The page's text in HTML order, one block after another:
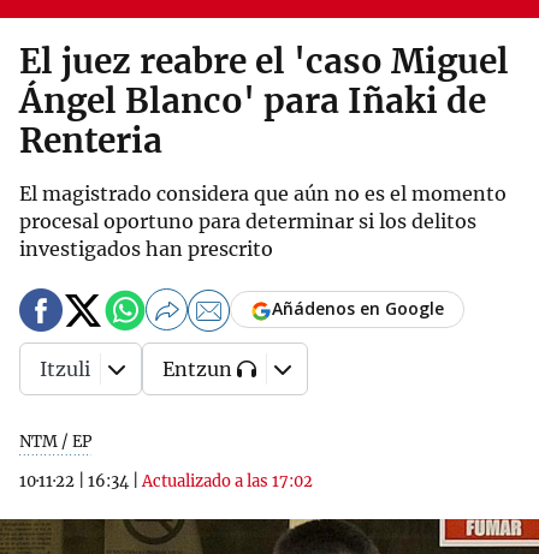
El juez reabre el 'caso Miguel
Ángel Blanco' para Iñaki de
Renteria
El magistrado considera que aún no es el momento
procesal oportuno para determinar si los delitos
investigados han prescrito
NTM / EP
10·11·22
16:34 |Actualizado a las 17:02
Añádenos en Google
Itzuli Entzun